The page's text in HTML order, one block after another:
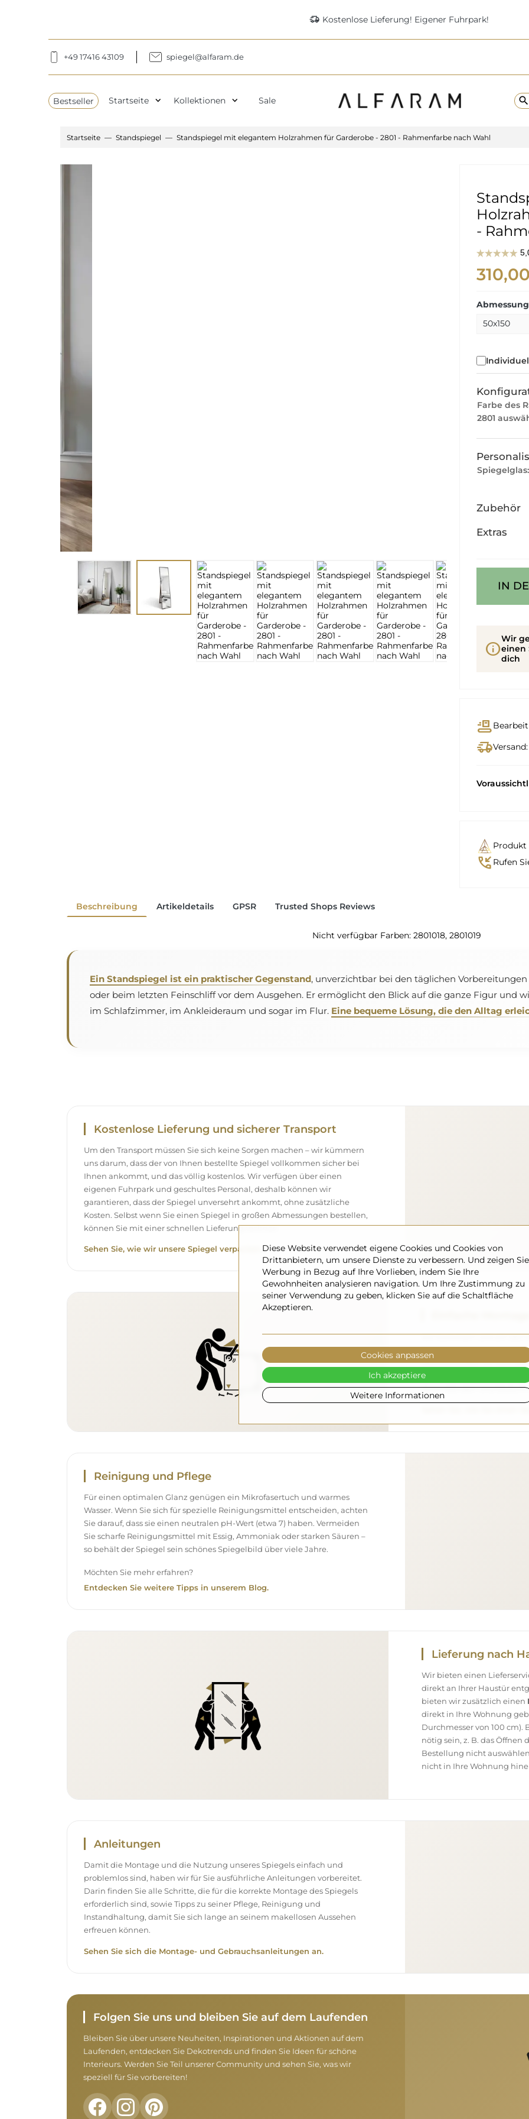
delivery_truck_speed Kostenlose Lieferung! Eigener Fuhrpark!
+49 17416 43109 spiegel@alfaram.de
Bestseller Startseite expand_more Kollektionen expand_more Sale search
Startseite Standspiegel Standspiegel mit elegantem Holzrahmen für Garderobe - 2801 - Rahmenfarbe nach Wahl
-
Farbe des
2801
Zubehör
Extras
IN
info
Wir
einen
dich
conveyor_belt
delivery_truck_speedVersand:
Produkt
phone_callback Rufen
Beschreibung Artikeldetails GPSR Trusted Shops Reviews
Nicht verfügbar Farben: 2801018, 2801019
Ein Standspiegel ist ein praktischer Gegenstand, unverzichtbar bei den täglichen
oder beim letzten Feinschliff vor dem Ausgehen. Er ermöglicht den Blick auf die ganze Figur und
im Schlafzimmer, im Ankleideraum und sogar im Flur. Eine bequeme Lösung, die den Alltag
Kostenlose Lieferung und sicherer Transport
Um den Transport müssen Sie sich keine Sorgen machen – wir kümmern
uns darum, dass der von Ihnen bestellte Spiegel vollkommen sicher bei
Ihnen ankommt, und das völlig kostenlos. Wir verfügen über einen
eigenen Fuhrpark und geschultes Personal, deshalb können wir
garantieren, dass der Spiegel unversehrt ankommt, ohne zusätzliche
Kosten. Selbst wenn Sie einen Spiegel in großen Abmessungen bestellen,
können Sie mit einer schnellen Lieferung rechnen.
Sehen Sie, wie wir unsere Spiegel verpacken.
Wir kümmern uns um die
Montage hingegen liegt
Raumes bieten wir kein
Ihnen die Freiheit, die
Ihren Wänden und
Reinigung und Pflege
Für einen optimalen Glanz genügen ein Mikrofasertuch und warmes
Wasser. Wenn Sie sich für spezielle Reinigungsmittel entscheiden, achten
Sie darauf, dass sie einen neutralen pH-Wert (etwa 7) haben. Vermeiden
Sie scharfe Reinigungsmittel mit Essig, Ammoniak oder starken Säuren –
so behält der Spiegel sein schönes Spiegelbild über viele Jahre.
Möchten Sie mehr erfahren?
Entdecken Sie weitere Tipps in unserem Blog.
Lieferung nach
Wir bieten einen
direkt an Ihrer Haustür
bieten wir zusätzlich einen
direkt in Ihre Wohnung
Durchmesser von 100
nötig sein, z. B. das Öffnen
Bestellung nicht
nicht in Ihre Wohnung
Anleitungen
Damit die Montage und die Nutzung unseres Spiegels einfach und
problemlos sind, haben wir für Sie ausführliche Anleitungen vorbereitet.
Darin finden Sie alle Schritte, die für die korrekte Montage des Spiegels
erforderlich sind, sowie Tipps zu seiner Pflege, Reinigung und
Instandhaltung, damit Sie sich lange an seinem makellosen Aussehen
erfreuen können.
Sehen Sie sich die Montage- und Gebrauchsanleitungen an.
Folgen Sie uns und bleiben Sie auf dem Laufenden
Bleiben Sie über unsere Neuheiten, Inspirationen und Aktionen auf dem
Laufenden, entdecken Sie Dekotrends und finden Sie Ideen für schöne
Interieurs. Werden Sie Teil unserer Community und sehen Sie, was wir
speziell für Sie vorbereiten!
Diese Website verwendet eigene Cookies und Cookies von
Drittanbietern, um unsere Dienste zu verbessern. Und zeigen Sie
Werbung in Bezug auf Ihre Vorlieben, indem Sie Ihre
Gewohnheiten analysieren navigation. Um Ihre Zustimmung zu
seiner Verwendung zu geben, klicken Sie auf die Schaltfläche
Akzeptieren.
Weitere Informationen
Cookies anpassen
Ich akzeptiere